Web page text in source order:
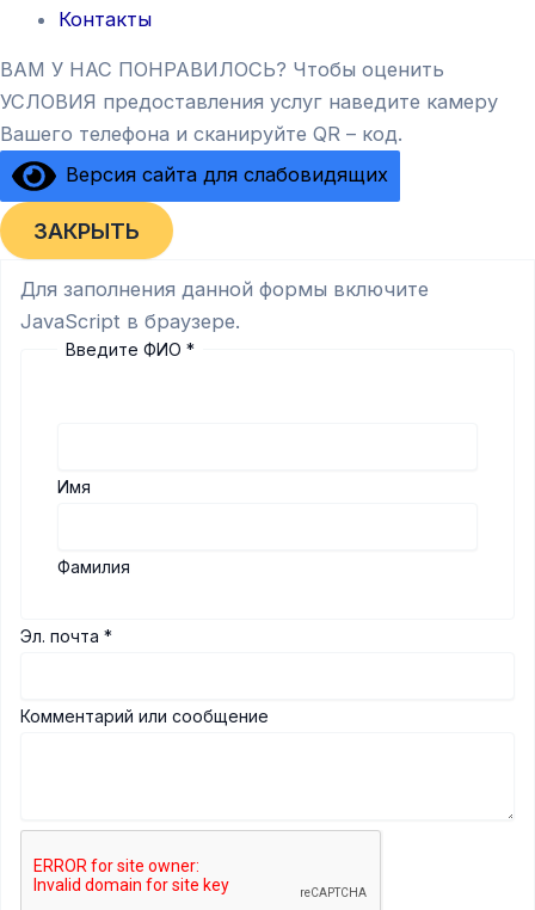
Контакты
ВАМ У НАС ПОНРАВИЛОСЬ? Чтобы оценить
УСЛОВИЯ предоставления услуг наведите камеру
Вашего телефона и сканируйте QR – код.
Версия сайта для слабовидящих
ЗАКРЫТЬ
Для заполнения данной формы включите
JavaScript в браузере.
Введите ФИО*
Имя
Фамилия
Эл. почта*
Комментарий или сообщение